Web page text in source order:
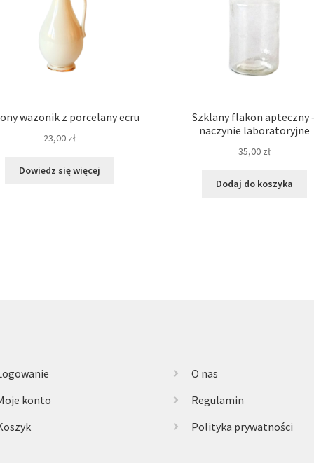
wazonik z porcelany ecru
23,00 zł
Dowiedz się więcej
Szklany flakon apteczny
naczynie laboratoryjne
35,00 zł
Dodaj do koszyka
konto
O nas
Regulamin
Polityka prywatności